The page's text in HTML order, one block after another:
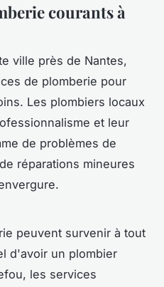
courants à
ville près de Nantes,
de plomberie pour
Les plombiers locaux
et leur
de problèmes de
réparations mineures
peuvent survenir à tout
d'avoir un plombier
les services